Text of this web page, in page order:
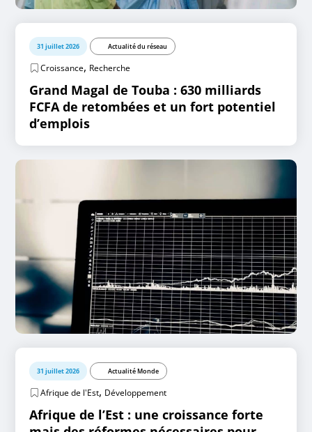
31 juillet 2026 Actualité du réseau
Croissance, Recherche
Grand Magal de Touba : 630 milliards
FCFA de retombées et un fort potentiel
d’emplois
31 juillet 2026 Actualité Monde
Afrique de l'Est, Développement
Afrique de l’Est : une croissance forte